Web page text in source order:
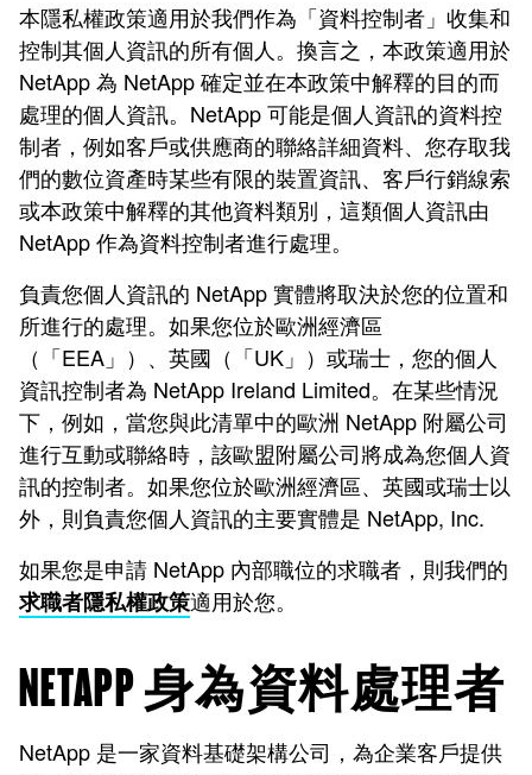
本隱私權政策適用於我們作為「資料控制者」收集和
控制其個人資訊的所有個人。換言之，本政策適用於
NetApp 為 NetApp 確定並在本政策中解釋的目的而
處理的個人資訊。NetApp 可能是個人資訊的資料控
制者，例如客戶或供應商的聯絡詳細資料、您存取我
們的數位資產時某些有限的裝置資訊、客戶行銷線索
或本政策中解釋的其他資料類別，這類個人資訊由
NetApp 作為資料控制者進行處理。
負責您個人資訊的 NetApp 實體將取決於您的位置和
所進行的處理。如果您位於歐洲經濟區
（「EEA」）、英國（「UK」）或瑞士，您的個人
資訊控制者為 NetApp Ireland Limited。在某些情況
下，例如，當您與此清單中的歐洲 NetApp 附屬公司
進行互動或聯絡時，該歐盟附屬公司將成為您個人資
訊的控制者。如果您位於歐洲經濟區、英國或瑞士以
外，則負責您個人資訊的主要實體是 NetApp, Inc.
如果您是申請 NetApp 內部職位的求職者，則我們的
求職者隱私權政策適用於您。
NETAPP 身為資料處理者
NetApp 是一家資料基礎架構公司，為企業客戶提供